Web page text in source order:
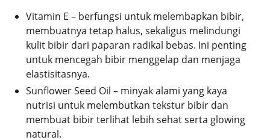
Vitamin E – berfungsi untuk melembapkan bibir,
membuatnya tetap halus, sekaligus melindungi
kulit bibir dari paparan radikal bebas. Ini penting
untuk mencegah bibir menggelap dan menjaga
elastisitasnya.
Sunflower Seed Oil – minyak alami yang kaya
nutrisi untuk melembutkan tekstur bibir dan
membuat bibir terlihat lebih sehat serta glowing
natural.